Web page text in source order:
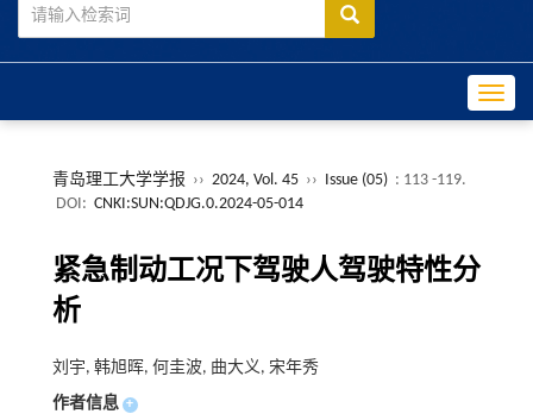
青岛理工大学学报 ›› 2024, Vol. 45 ›› Issue (05) : 113 -119.
DOI: CNKI:SUN:QDJG.0.2024-05-014
紧急制动工况下驾驶人驾驶特性分
析
刘宇, 韩旭晖, 何圭波, 曲大义, 宋年秀
作者信息 +